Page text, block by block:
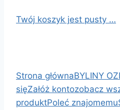
Twój koszyk jest pusty …
Strona głównaBYLINY
sięZałóż kontozobacz
produktPoleć znajomemu